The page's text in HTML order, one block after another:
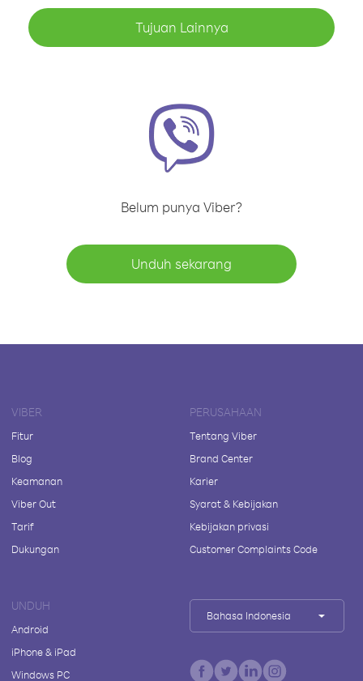
Tujuan Lainnya
Belum punya Viber?
Unduh sekarang
VIBER
Fitur
Blog
Keamanan
Viber Out
Tarif
Dukungan
PERUSAHAAN
Tentang Viber
Brand Center
Karier
Syarat & Kebijakan
Kebijakan privasi
Customer Complaints Code
UNDUH
Android
iPhone & iPad
Windows PC
Bahasa Indonesia